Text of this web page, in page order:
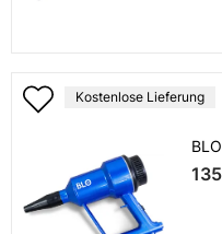
Kostenlose Lieferung